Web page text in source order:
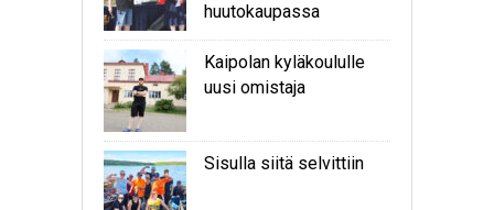
huutokaupassa
Kaipolan kyläkoululle
uusi omistaja
Sisulla siitä selvittiin